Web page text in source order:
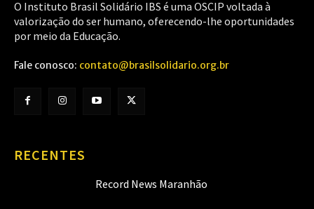
O Instituto Brasil Solidário IBS é uma OSCIP voltada à
valorização do ser humano, oferecendo-lhe oportunidades
por meio da Educação.
Fale conosco: contato@brasilsolidario.org.br
RECENTES
Record News Maranhão